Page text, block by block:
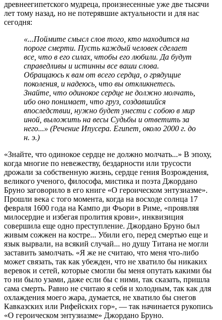
древнеегипетского мудреца, произнесенные уже две тысячи
лет тому назад, но не потерявшие актуальности и для нас
сегодня:
«...Поймите смысл слов того, кто находится на
пороге смерти. Пусть каждый человек сделает
все, что в его силах, чтобы его любили. Да будут
справедливы и истинны все ваши слова.
Обращаюсь к вам от всего сердца, о грядущие
поколения, и надеюсь, что вы откликнетесь.
Знайте, что одинокое сердце не должно молчать,
ибо оно понимает, что груз, создавшийся
впоследствии, нужно будет унести с собою в мир
иной, выложить на весы Судьбы и ответить за
него...» (Речение Ипусера. Египет, около 2000 г. до
н. э.)
«Знайте, что одинокое сердце не должно молчать...» В эпоху,
когда многие по невежеству, бездарности или трусости
дрожали за собственную жизнь, сердце гения Возрождения,
великого ученого, философа, мистика и поэта Джордано
Бруно заговорило в его книге «О героическом энтузиазме».
Прошли века с того момента, когда на восходе солнца 17
февраля 1600 года на Кампо ди Фьори в Риме, «проявляя
милосердие и избегая пролития крови», инквизиция
совершила еще одно преступление. Джордано Бруно был
живым сожжен на костре... Убили его, перед смертью еще и
язык вырвали, на всякий случай... но душу Титана не могли
заставить замолчать. «Я же не считаю, что меня что-либо
может связать, так как убежден, что не хватило бы никаких
веревок и сетей, которые смогли бы меня опутать какими бы
то ни было узами, даже если бы с ними, так сказать, пришла
сама смерть. Равно не считаю я себя и холодным, так как для
охлаждения моего жара, думается, не хватило бы снегов
Кавказских или Рифейских гор», — так начинается рукопись
«О героическом энтузиазме» Джордано Бруно.